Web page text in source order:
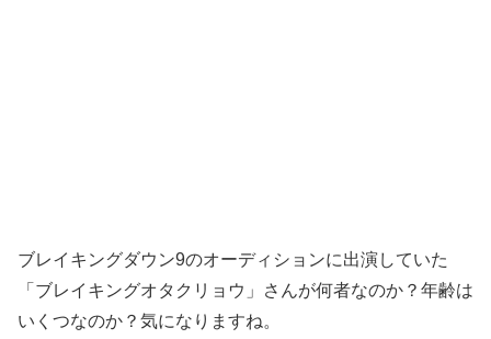
ブレイキングダウン9のオーディションに出演していた
「ブレイキングオタクリョウ」さんが何者なのか？年齢は
いくつなのか？気になりますね。